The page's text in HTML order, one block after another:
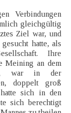
Verbindungen
gleichgültig
Ziel war, und
hatte, als
Ihre
Meining an dem
war in der
doppelt groß
sich in den
sich berechtigt